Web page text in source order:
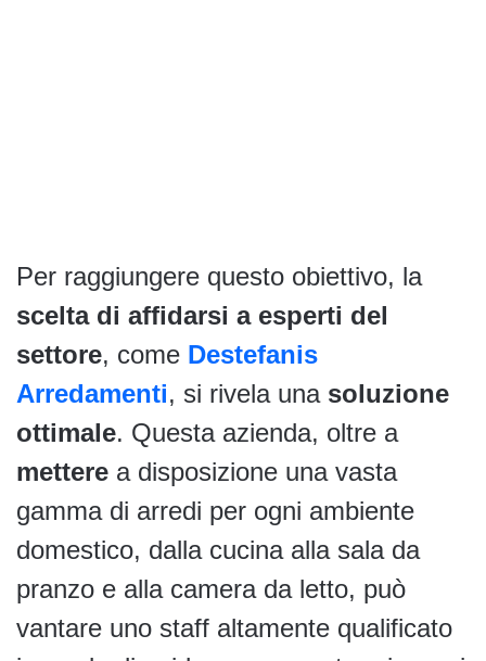
Per raggiungere questo obiettivo, la
scelta di affidarsi a esperti del
settore, come Destefanis
Arredamenti, si rivela una soluzione
ottimale. Questa azienda, oltre a
mettere a disposizione una vasta
gamma di arredi per ogni ambiente
domestico, dalla cucina alla sala da
pranzo e alla camera da letto, può
vantare uno staff altamente qualificato